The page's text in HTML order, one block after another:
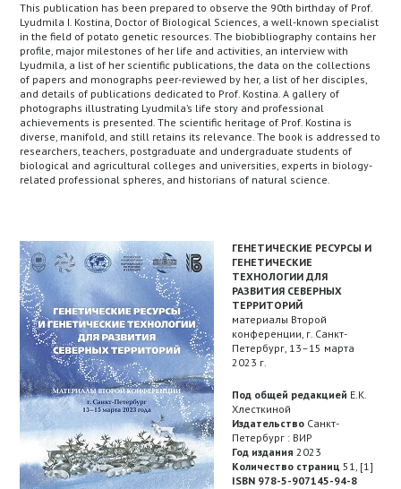
This publication has been prepared to observe the 90th birthday of Prof.
Lyudmila I. Kostina, Doctor of Biological Sciences, a well-known specialist
in the field of potato genetic resources. The biobibliography contains her
profile, major milestones of her life and activities, an interview with
Lyudmila, a list of her scientific publications, the data on the collections
of papers and monographs peer-reviewed by her, a list of her disciples,
and details of publications dedicated to Prof. Kostina. A gallery of
photographs illustrating Lyudmila’s life story and professional
achievements is presented. The scientific heritage of Prof. Kostina is
diverse, manifold, and still retains its relevance. The book is addressed to
researchers, teachers, postgraduate and undergraduate students of
biological and agricultural colleges and universities, experts in biology-
related professional spheres, and historians of natural science.
ГЕНЕТИЧЕСКИЕ РЕСУРСЫ И
ГЕНЕТИЧЕСКИЕ
ТЕХНОЛОГИИ ДЛЯ
РАЗВИТИЯ СЕВЕРНЫХ
ТЕРРИТОРИЙ
материалы Второй
конференции, г. Санкт-
Петербург, 13–15 марта
2023 г.
Под общей редакцией Е.К.
Хлесткиной
Издательство Санкт-
Петербург : ВИР
Год издания 2023
Количество страниц 51, [1]
ISBN 978-5-907145-94-8